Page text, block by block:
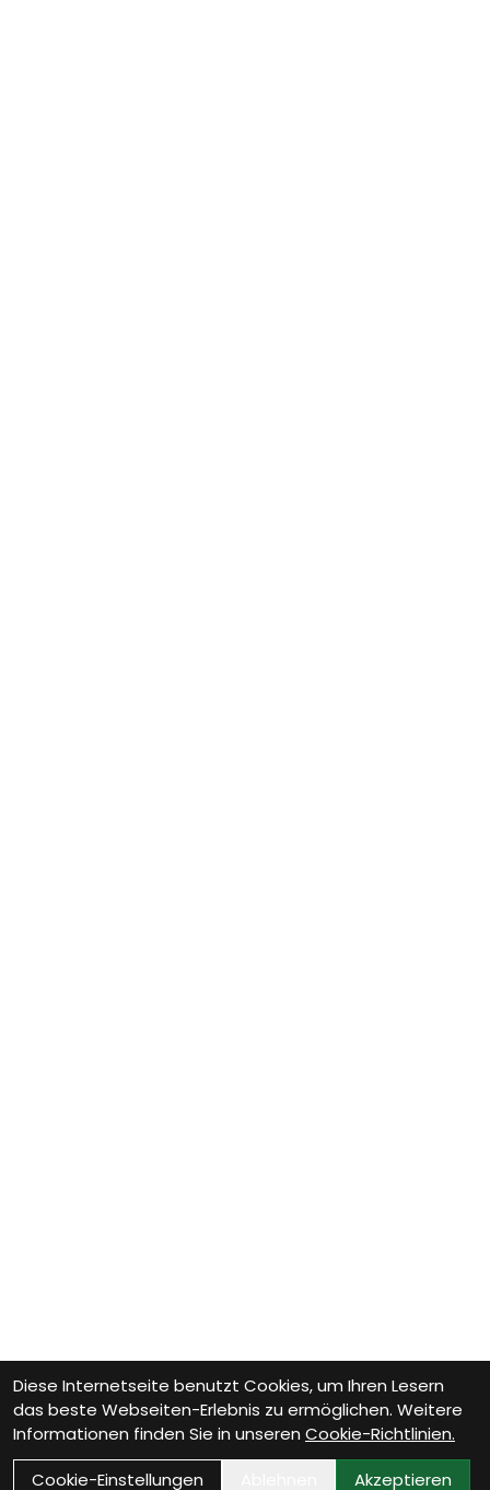
Diese Internetseite benutzt Cookies, um Ihren Lesern
das beste Webseiten-Erlebnis zu ermöglichen. Weitere
Informationen finden Sie in unseren Cookie-Richtlinien.
Cookie-Einstellungen
Akzeptieren